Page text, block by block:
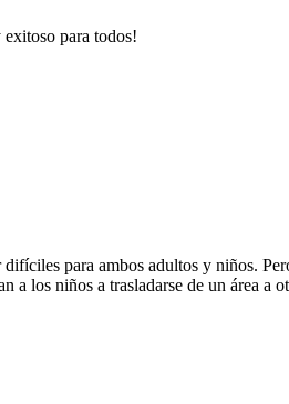
para todos!
para ambos adultos y niños.
los niños a trasladarse de un área a